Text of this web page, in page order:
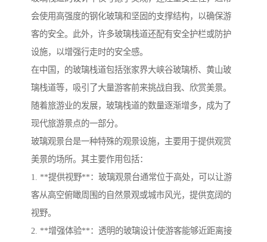
会使用高强度的钢化玻璃和坚固的支撑结构，以确保游
客的安全。此外，许多玻璃栈道还配有安全护栏或防护
设施，以增强行走时的安全感。
在中国，的玻璃栈道包括张家界大峡谷玻璃桥、黄山玻
璃栈道等，吸引了大量游客前来挑战自我、欣赏美景。
随着旅游业的发展，玻璃栈道的数量逐渐增多，成为了
现代旅游景点的一部分。
玻璃观景台是一种特殊的观景设施，主要用于提供观赏
美景的场所。其主要作用包括：
1. **提供视野**：玻璃观景台通常位于高处，可以让游
客从高空俯瞰周围的自然景观或城市风光，提供宽阔的
视野。
2. **增强体验**：透明的玻璃设计使游客能够近距离接